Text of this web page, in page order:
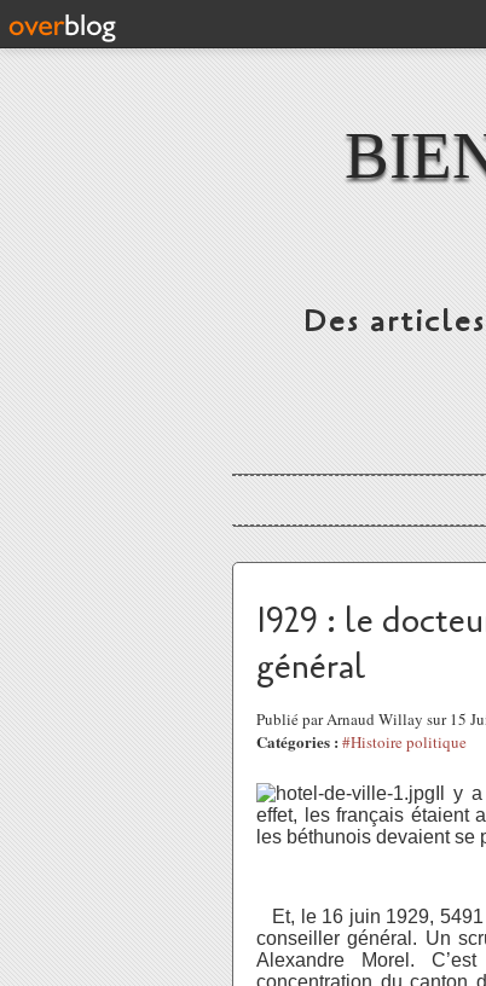
Des
1929 : le
général
Publié par Arnaud Willay sur 15
Catégories : #Histoire politique
Il y
effet, les français étaient
les béthunois devaient se
Et, le 16 juin 1929,
conseiller général. Un
Alexandre Morel.
concentration du canton